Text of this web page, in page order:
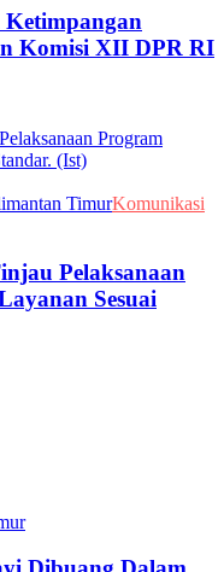
Komisi XII DPR RI
TimurKomunikasi
Pelaksanaan
Sesuai